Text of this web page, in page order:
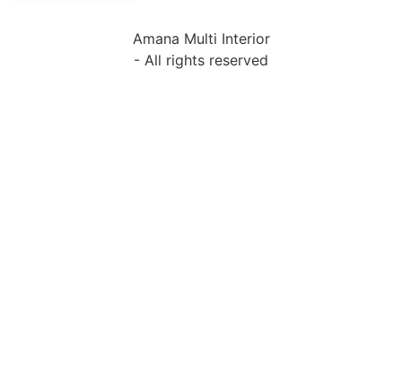
Amana Multi Interior
- All rights reserved